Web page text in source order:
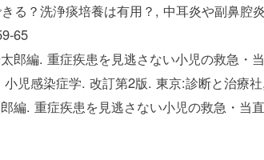
る？洗浄痰培養は有用？, 中耳炎や副鼻
65
郎編. 重症疾患を見逃さない小児の救急・
児感染症学. 改訂第2版. 東京:診断と治療
編. 重症疾患を見逃さない小児の救急・当